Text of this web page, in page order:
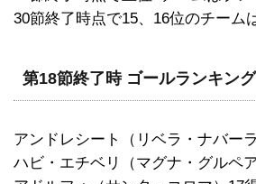
30節終了時点で15、16位のチーム
第18節終了時 ゴールランキング
アンドレシート（リベラ・ナバー
ハビ・エチベリ（マグナ・グルペ